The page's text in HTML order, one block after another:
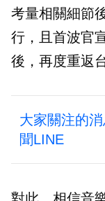
考量相關細節
行，且首波官
後，再度重返
大家關注的
聞LINE